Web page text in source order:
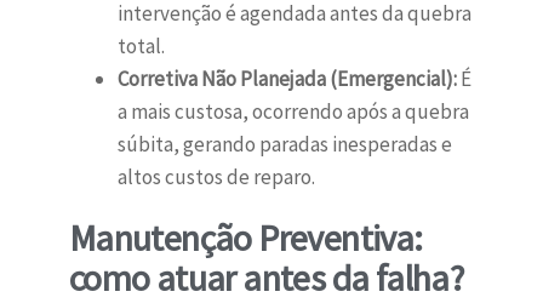
intervenção é agendada antes da quebra
total.
Corretiva Não Planejada (Emergencial):É
a mais custosa, ocorrendo após a quebra
súbita, gerando paradas inesperadas e
altos custos de reparo.
Manutenção Preventiva:
como atuar antes da falha?